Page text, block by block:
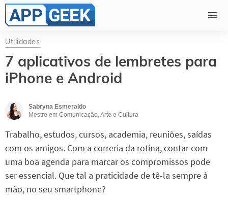
Utilidades
7 aplicativos de lembretes para
iPhone e Android
Sabryna Esmeraldo
Mestre em Comunicação, Arte e Cultura
Trabalho, estudos, cursos, academia, reuniões, saídas
com os amigos. Com a correria da rotina, contar com
uma boa agenda para marcar os compromissos pode
ser essencial. Que tal a praticidade de tê-la sempre à
mão, no seu smartphone?